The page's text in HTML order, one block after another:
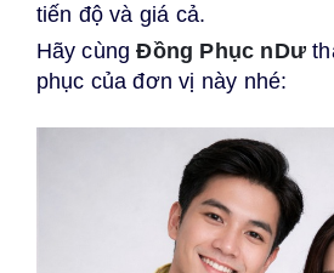
tiến độ và giá cả.
Hãy cùngĐồng Phục nDư
phục của đơn vị này nhé: